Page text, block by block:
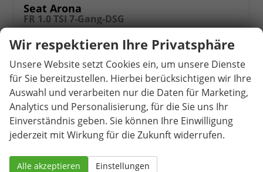
Seat Arona
FR 1.0 TSI 7-Gang-DSG
unverbindliche Lieferzeit:13.11.2026 Neuwagen
81506
Kraftstoff Benzin Außenfarbe
Oniric Lake Metallic / Dach in Midnight Schwarz Metallic
Leistung 85 kW (116 PS) Kilometerstand 1.093 km
29.290,– €
incl. 19% MwSt.
Details
Verbrauch kombiniert:5,80 l/100km
CO -Klasse:D
CO2-Emissionen:133,00 g/km
Wir respektieren Ihre Privatsphäre
Unsere Website setzt Cookies ein, um unsere Dienste
für Sie bereitzustellen. Hierbei berücksichtigen wir Ihre
Auswahl und verarbeiten nur die Daten für Marketing,
Analytics und Personalisierung, für die Sie uns Ihr
Einverständnis geben. Sie können Ihre Einwilligung
jederzeit mit Wirkung für die Zukunft widerrufen.
Alle akzeptieren Einstellungen